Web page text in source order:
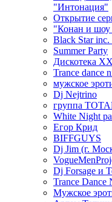
"Интонация"
Открытие
"Конан и шоу
Black Star inc.
Summer Party
Дискотека
Trance dance
мужское
Dj Nejtrino
группа
White Night
Егор Крид
BIFFGUYS
Dj Jim (г.
Dj Forsage и
Trance Dance
Мужское